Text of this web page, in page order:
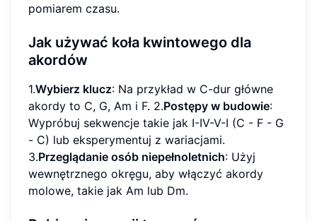
pomiarem czasu.
Jak używać koła kwintowego dla
akordów
1.Wybierz klucz: Na przykład w C-dur główne
akordy to C, G, Am i F. 2.Postępy w budowie:
Wypróbuj sekwencje takie jak I-IV-V-I (C - F - G
- C) lub eksperymentuj z wariacjami.
3.Przeglądanie osób niepełnoletnich: Użyj
wewnętrznego okręgu, aby włączyć akordy
molowe, takie jak Am lub Dm.